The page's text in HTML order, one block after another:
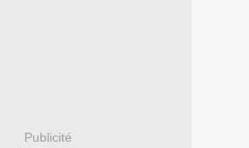
Publicité